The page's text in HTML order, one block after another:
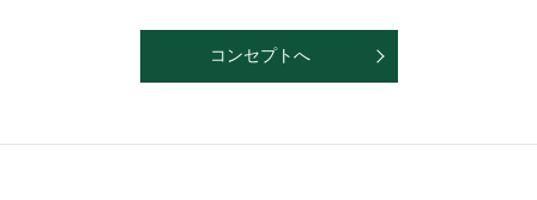
コンセプトへ